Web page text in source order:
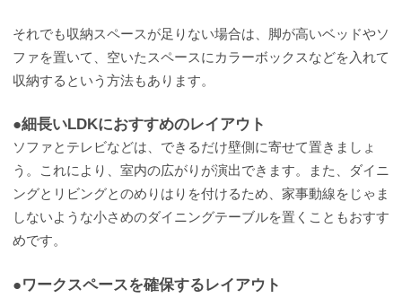
それでも収納スペースが足りない場合は、脚が高いベッドやソ
ファを置いて、空いたスペースにカラーボックスなどを入れて
収納するという方法もあります。
●細長いLDKにおすすめのレイアウト
ソファとテレビなどは、できるだけ壁側に寄せて置きましょ
う。これにより、室内の広がりが演出できます。また、ダイニ
ングとリビングとのめりはりを付けるため、家事動線をじゃま
しないような小さめのダイニングテーブルを置くこともおすす
めです。
●ワークスペースを確保するレイアウト